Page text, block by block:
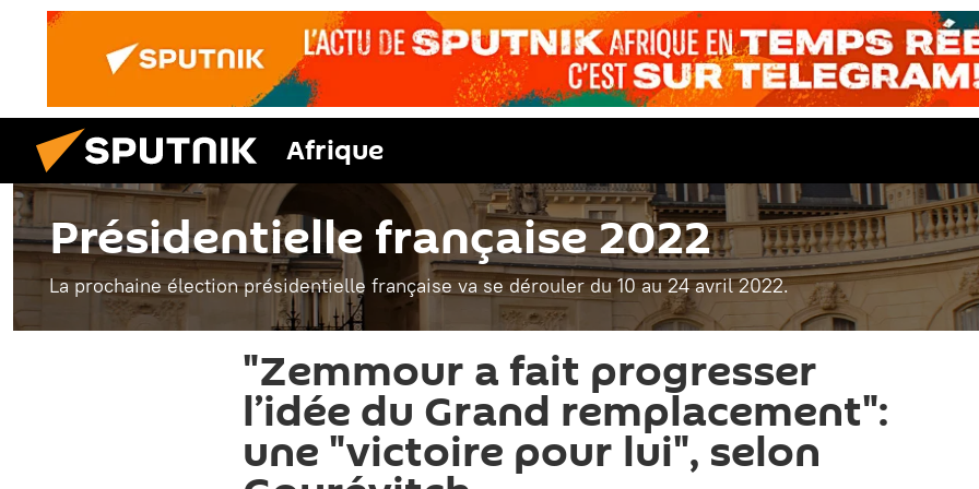
Afrique
Présidentielle française 2022
La prochaine élection présidentielle française va se dérouler du 10 au 24 avril 2022.
"Zemmour a fait progresser
l’idée du Grand remplacement":
une "victoire pour lui", selon